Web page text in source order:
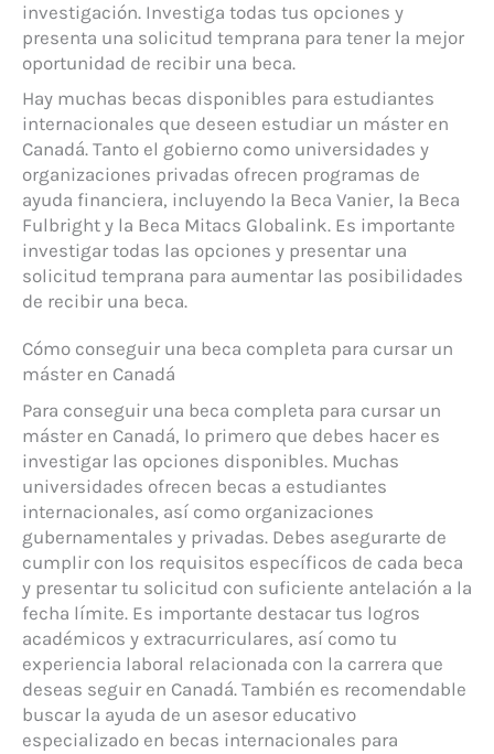
investigación. Investiga todas tus opciones y
presenta una solicitud temprana para tener la mejor
oportunidad de recibir una beca.
Hay muchas becas disponibles para estudiantes
internacionales que deseen estudiar un máster en
Canadá. Tanto el gobierno como universidades y
organizaciones privadas ofrecen programas de
ayuda financiera, incluyendo la Beca Vanier, la Beca
Fulbright y la Beca Mitacs Globalink. Es importante
investigar todas las opciones y presentar una
solicitud temprana para aumentar las posibilidades
de recibir una beca.
Cómo conseguir una beca completa para cursar un
máster en Canadá
Para conseguir una beca completa para cursar un
máster en Canadá, lo primero que debes hacer es
investigar las opciones disponibles. Muchas
universidades ofrecen becas a estudiantes
internacionales, así como organizaciones
gubernamentales y privadas. Debes asegurarte de
cumplir con los requisitos específicos de cada beca
y presentar tu solicitud con suficiente antelación a la
fecha límite. Es importante destacar tus logros
académicos y extracurriculares, así como tu
experiencia laboral relacionada con la carrera que
deseas seguir en Canadá. También es recomendable
buscar la ayuda de un asesor educativo
especializado en becas internacionales para